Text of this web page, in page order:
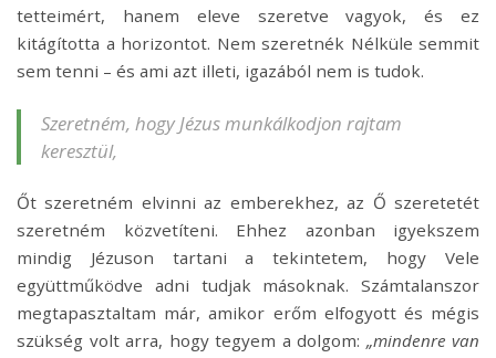
tetteimért, hanem eleve szeretve vagyok, és ez
kitágította a horizontot. Nem szeretnék Nélküle semmit
sem tenni – és ami azt illeti, igazából nem is tudok.
Szeretném, hogy Jézus munkálkodjon rajtam
keresztül,
Őt szeretném elvinni az emberekhez, az Ő szeretetét
szeretném közvetíteni. Ehhez azonban igyekszem
mindig Jézuson tartani a tekintetem, hogy Vele
együttműködve adni tudjak másoknak. Számtalanszor
megtapasztaltam már, amikor erőm elfogyott és mégis
szükség volt arra, hogy tegyem a dolgom: „mindenre van